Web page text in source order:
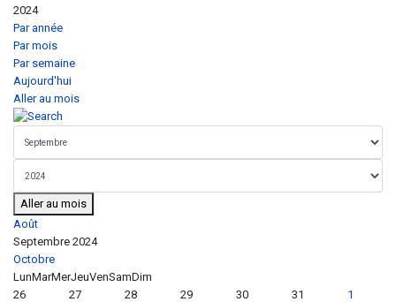
2024
Par année
Par mois
Par semaine
Aujourd'hui
Aller au mois
Aller au mois
Août
Septembre 2024
Octobre
LunMarMerJeuVenSamDim
26
27 28 29 30 31
1